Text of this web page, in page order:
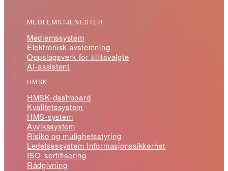
MEDLEMSTJENESTER
Medlemssystem
Elektronisk avstemning
Oppslagsverk for tillitsvalgte
AI-assistent
HMSK
HMSK-dashboard
Kvalitetssystem
HMS-system
Avvikssystem
Risiko og mulighetsstyring
Ledelsessystem Informasjonssikkerhet
ISO-sertifisering
Rådgivning